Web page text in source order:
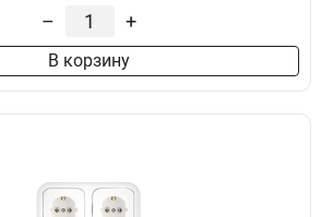
– +
В корзину